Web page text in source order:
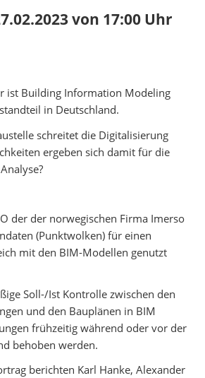
von 17:00 Uhr
ist Building Information Modeling
in Deutschland.
schreitet die Digitalisierung
ergeben sich damit für die
der der norwegischen Firma Imerso
(Punktwolken) für einen
mit den BIM-Modellen genutzt
Soll-/Ist Kontrolle zwischen den
und den Bauplänen in BIM
frühzeitig während oder vor der
behoben werden.
berichten Karl Hanke, Alexander